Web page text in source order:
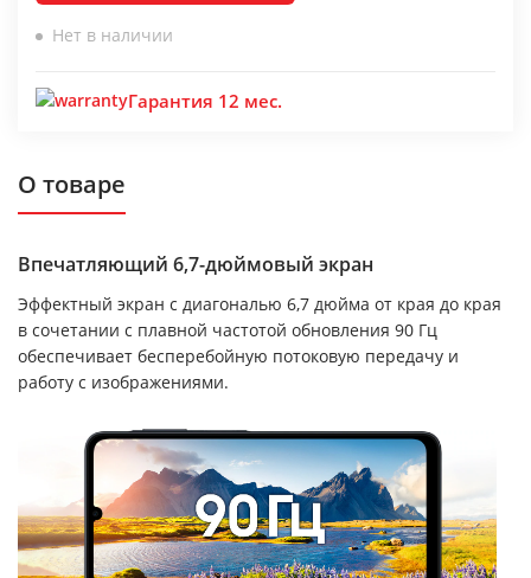
Нет в наличии
Гарантия 12 мес.
О товаре
Впечатляющий 6,7-дюймовый экран
Эффектный экран с диагональю 6,7 дюйма от края до края
в сочетании с плавной частотой обновления 90 Гц
обеспечивает бесперебойную потоковую передачу и
работу с изображениями.